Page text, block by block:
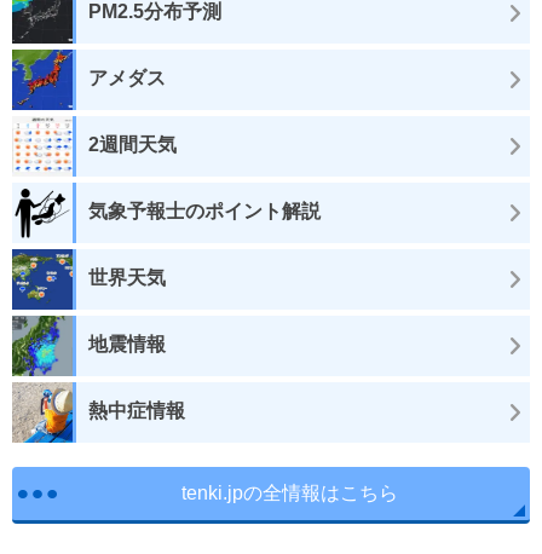
PM2.5分布予測
アメダス
2週間天気
気象予報士のポイント解説
世界天気
地震情報
熱中症情報
tenki.jpの全情報はこちら